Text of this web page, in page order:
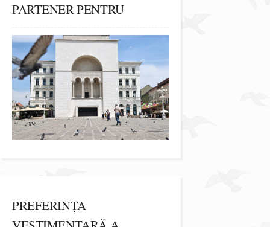
PARTENER PENTRU
PREFERINȚA